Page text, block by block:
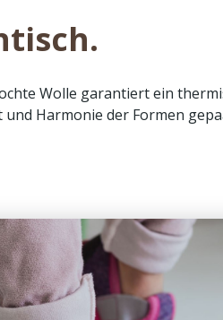
Wolle garantiert ein
Harmonie der Formen